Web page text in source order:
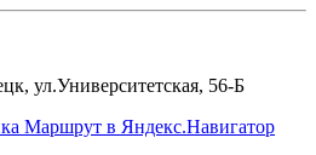
, ул.Университетская, 56-Б
Маршрут в Яндекс.Навигатор